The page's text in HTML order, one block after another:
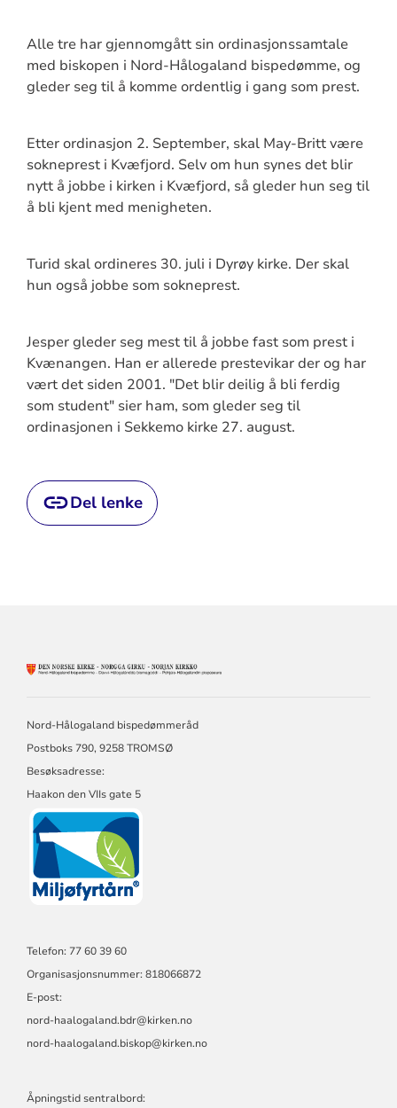
Alle tre har gjennomgått sin ordinasjonssamtale
med biskopen i Nord-Hålogaland bispedømme, og
gleder seg til å komme ordentlig i gang som prest.
Etter ordinasjon 2. September, skal May-Britt være
sokneprest i Kvæfjord. Selv om hun synes det blir
nytt å jobbe i kirken i Kvæfjord, så gleder hun seg til
å bli kjent med menigheten.
Turid skal ordineres 30. juli i Dyrøy kirke. Der skal
hun også jobbe som sokneprest.
Jesper gleder seg mest til å jobbe fast som prest i
Kvænangen. Han er allerede prestevikar der og har
vært det siden 2001. "Det blir deilig å bli ferdig
som student" sier ham, som gleder seg til
ordinasjonen i Sekkemo kirke 27. august.
Del lenke
Nord-Hålogaland bispedømmeråd
Postboks 790, 9258 TROMSØ
Besøksadresse:
Haakon den VIIs gate 5
Telefon: 77 60 39 60
Organisasjonsnummer: 818066872
E-post:
nord-haalogaland.bdr@kirken.no
nord-haalogaland.biskop@kirken.no
Åpningstid sentralbord: